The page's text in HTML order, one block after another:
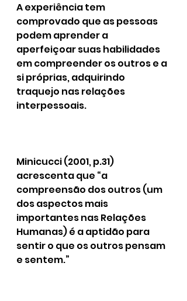
A experiência tem
comprovado que as pessoas
podem aprender a
aperfeiçoar suas habilidades
em compreender os outros e a
si próprias, adquirindo
traquejo nas relações
interpessoais.
Minicucci (2001, p.31)
acrescenta que “a
compreensão dos outros (um
dos aspectos mais
importantes nas Relações
Humanas) é a aptidão para
sentir o que os outros pensam
e sentem.”